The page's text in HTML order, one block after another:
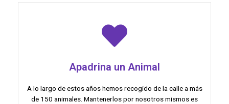
Apadrina un Animal
A lo largo de estos años hemos recogido de la calle a más
de 150 animales. Mantenerlos por nosotros mismos es